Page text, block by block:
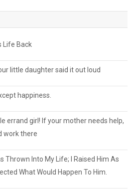
Life Back
little daughter said it out loud
happiness.
errand girl! If your mother needs help,
work there
Thrown Into My Life; I Raised Him As
What Would Happen To Him.